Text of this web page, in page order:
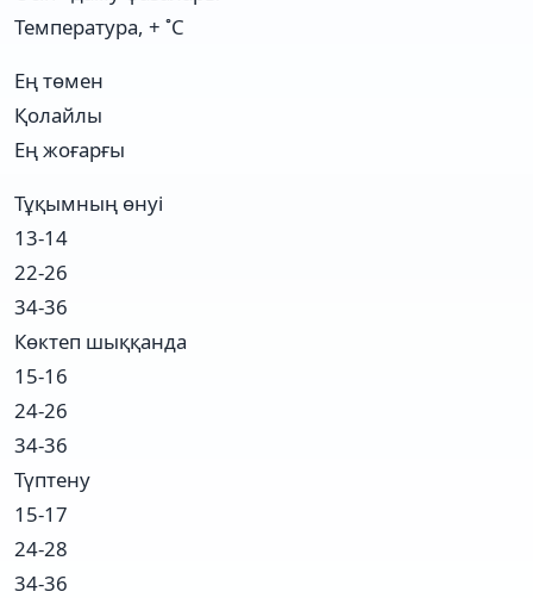
Температура, + ˚С
Ең төмен
Қолайлы
Ең жоғарғы
Тұқымның өнуі
13-14
22-26
34-36
Көктеп шыққанда
15-16
24-26
34-36
Түптену
15-17
24-28
34-36